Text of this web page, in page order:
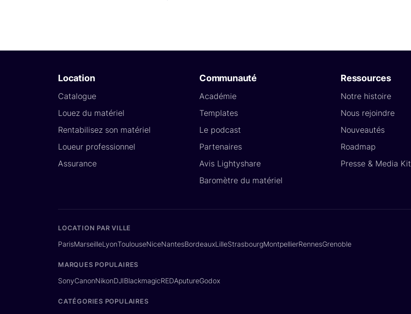
Location
Catalogue
Louez du matériel
Rentabilisez son matériel
Loueur professionnel
Assurance
Communauté
Académie
Templates
Le podcast
Partenaires
Avis Lightyshare
Baromètre du matériel
Ressources
Notre histoire
Nous rejoindre
Nouveautés
Roadmap
Presse & Media Kit
LOCATION PAR VILLE
ParisMarseilleLyonToulouseNiceNantesBordeauxLilleStrasbourgMontpellierRennesGrenoble
MARQUES POPULAIRES
SonyCanonNikonDJIBlackmagicREDAputureGodox
CATÉGORIES POPULAIRES